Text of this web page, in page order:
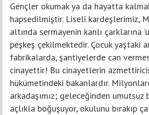
Gençler okumak ya da hayatta
hapsedilmiştir. Liseli kardeşlerimiz,
altında sermayenin kanlı çarklarına
peşkeş çekilmektedir. Çocuk yaştaki
fabrikalarda, şantiyelerde can
cinayettir! Bu cinayetlerin
hükümetindeki bakanlardır.
arkadaşımız; geleceğinden umutsuz
açlıkla boğuşuyor, okulunu bırakıp